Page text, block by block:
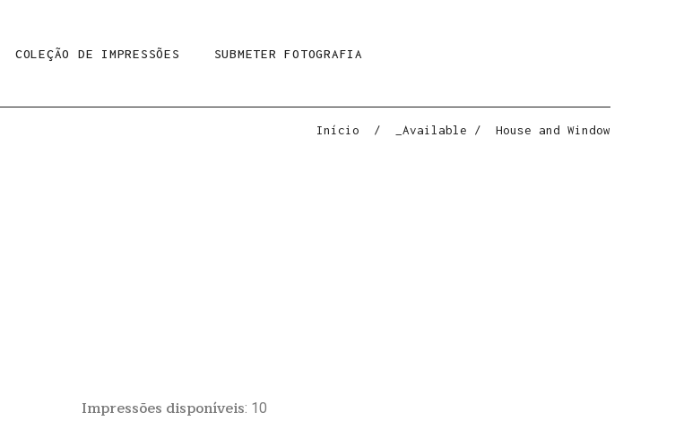
COLEÇÃO DE IMPRESSÕES SUBMETER FOTOGRAFIA
Início / _Available / House and Window
Impressões disponíveis: 10